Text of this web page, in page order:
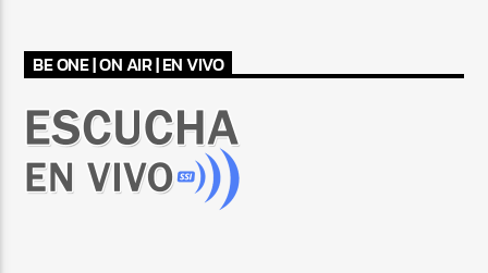
BE ONE | ON AIR | EN VIVO